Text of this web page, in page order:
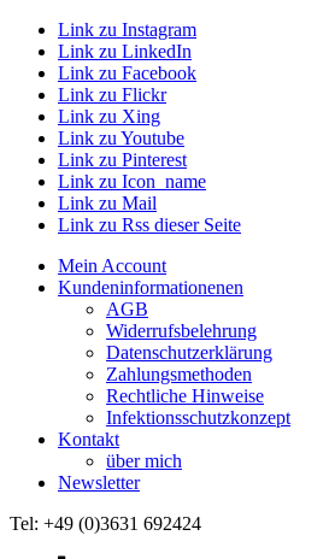
Link zu Instagram
Link zu LinkedIn
Link zu Facebook
Link zu Flickr
Link zu Xing
Link zu Youtube
Link zu Pinterest
Link zu Icon_name
Link zu Mail
Link zu Rss dieser Seite
Mein Account
Kundeninformationenen
AGB
Widerrufsbelehrung
Datenschutzerklärung
Zahlungsmethoden
Rechtliche Hinweise
Infektionsschutzkonzept
Kontakt
über mich
Newsletter
Tel: +49 (0)3631 692424